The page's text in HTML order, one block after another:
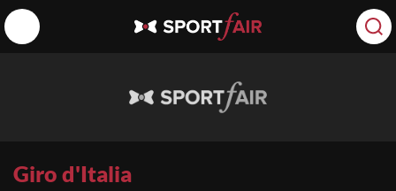
Giro d'Italia